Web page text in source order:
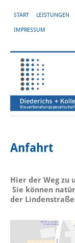
START LEISTUNGEN
IMPRESSUM
Anfahrt
Hier der Weg zu
Sie können
der